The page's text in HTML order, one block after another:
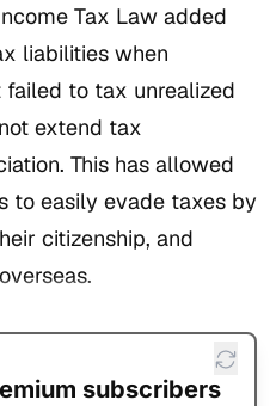
Tax Law added
liabilities when
failed to tax unrealized
extend tax
This has allowed
to easily evade taxes by
citizenship, and
subscribers